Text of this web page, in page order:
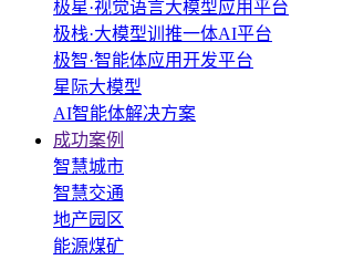
极星·视觉语言大模型应用平台
极栈·大模型训推一体AI平台
极智·智能体应用开发平台
星际大模型
AI智能体解决方案
成功案例
智慧城市
智慧交通
地产园区
能源煤矿